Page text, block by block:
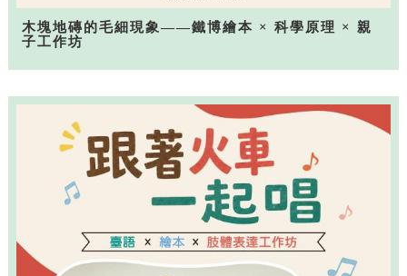
木塊地磚的毛細現象——鐵博繪本 × 科學原理 × 親
子工作坊